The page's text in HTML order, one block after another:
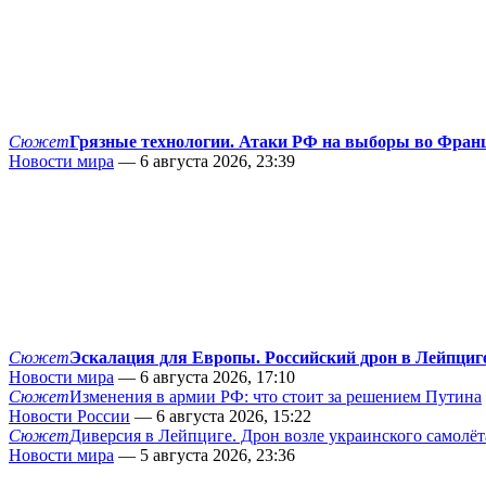
СюжетГрязные технологии. Атаки РФ на выборы во
Новости мира — 6 августа 2026, 23:39
СюжетЭскалация для Европы. Российский дрон в
Новости мира — 6 августа 2026, 17:10
СюжетИзменения в армии РФ: что стоит за решением Путина
Новости России — 6 августа 2026, 15:22
СюжетДиверсия в Лейпциге. Дрон возле украинского
Новости мира — 5 августа 2026, 23:36